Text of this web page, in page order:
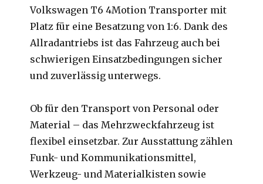
Volkswagen T6 4Motion Transporter mit
Platz für eine Besatzung von 1:6. Dank des
Allradantriebs ist das Fahrzeug auch bei
schwierigen Einsatzbedingungen sicher
und zuverlässig unterwegs.
Ob für den Transport von Personal oder
Material – das Mehrzweckfahrzeug ist
flexibel einsetzbar. Zur Ausstattung zählen
Funk- und Kommunikationsmittel,
Werkzeug- und Materialkisten sowie